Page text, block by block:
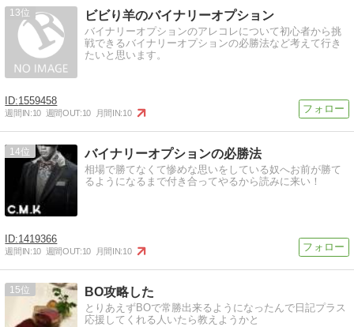
13 ビビり羊のバイナリーオプション
バイナリーオプションのアレコレについて初心者から挑
戦できるバイナリーオプションの必勝法など考えて行き
たいと思います。
1559458
週間IN:10 週間OUT:10 月間IN:10
14 バイナリーオプションの必勝法
相場で勝てなくて惨めな思いをしている奴へお前が勝て
るようになるまで付き合ってやるから読みに来い！
1419366
週間IN:10 週間OUT:10 月間IN:10
15 BO攻略した
とりあえずBOで常勝出来るようになったんで日記プラス
応援してくれる人いたら教えようかと